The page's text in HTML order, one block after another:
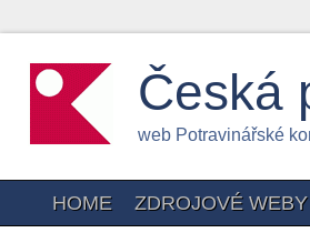
Česká
web Potravinářské
HOME ZDROJOVÉ WEBY